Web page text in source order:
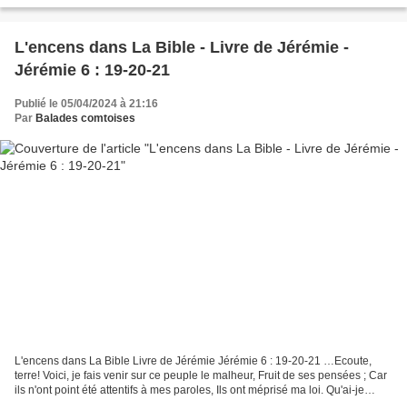
L'encens dans La Bible - Livre de Jérémie -
Jérémie 6 : 19-20-21
Publié le 05/04/2024 à 21:16
Par Balades comtoises
L'encens dans La Bible Livre de Jérémie Jérémie 6 : 19-20-21 …Ecoute,
terre! Voici, je fais venir sur ce peuple le malheur, Fruit de ses pensées ; Car
ils n'ont point été attentifs à mes paroles, Ils ont méprisé ma loi. Qu'ai-je